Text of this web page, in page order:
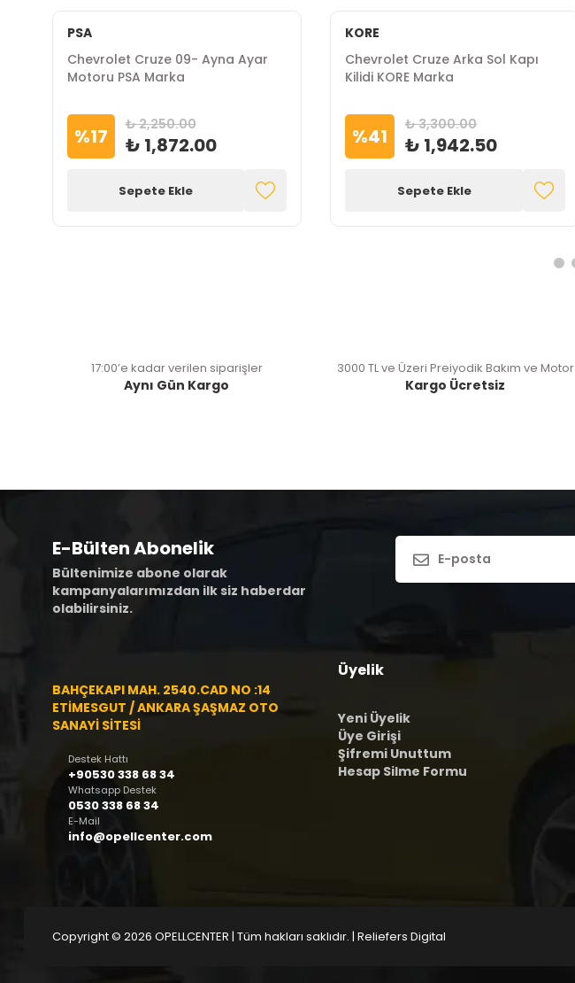
PSA
Chevrolet Cruze 09- Ayna Ayar
Motoru PSA Marka
%17 ₺ 2,250.00
₺ 1,872.00
Sepete Ekle
KORE
Chevrolet Cruze Arka Sol Kapı
Kilidi KORE Marka
%41 ₺ 3,300.00
₺ 1,942.50
Sepete Ekle
17:00’e kadar verilen siparişler
Aynı Gün Kargo
3000 TL ve Üzeri Preiyodik Bakım ve Motor
Kargo Ücretsiz
E-Bülten Abonelik
Bültenimize abone olarak
kampanyalarımızdan ilk siz haberdar
olabilirsiniz.
BAHÇEKAPI MAH. 2540.CAD NO :14
ETİMESGUT / ANKARA ŞAŞMAZ OTO
SANAYİ SİTESİ
Destek Hattı
+90530 338 68 34
Whatsapp Destek
0530 338 68 34
E-Mail
info@opellcenter.com
Üyelik
Yeni Üyelik
Üye Girişi
Şifremi Unuttum
Hesap Silme Formu
Copyright © 2026 OPELLCENTER | Tüm hakları saklıdır. | Reliefers Digital